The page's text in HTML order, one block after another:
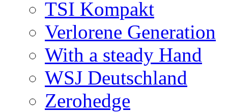
TSI Kompakt
Verlorene Generation
With a steady Hand
WSJ Deutschland
Zerohedge